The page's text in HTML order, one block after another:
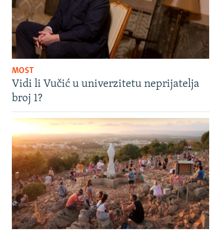
MOST
Vidi li Vučić u univerzitetu neprijatelja
broj 1?